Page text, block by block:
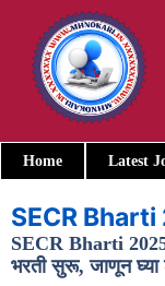
content
Home Latest
SECR
SECR Bharti 2025
भरती सुरू, जाणून घ्या